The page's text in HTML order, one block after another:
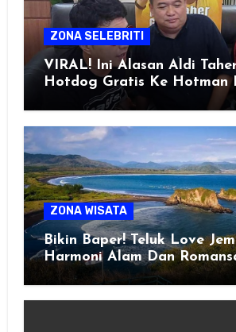
ZONA SELEBRITI
VIRAL! Ini Alasan Aldi
Hotdog Gratis Ke Hotman
ZONA WISATA
Bikin Baper! Teluk Love
Harmoni Alam Dan
Selatan Jawa